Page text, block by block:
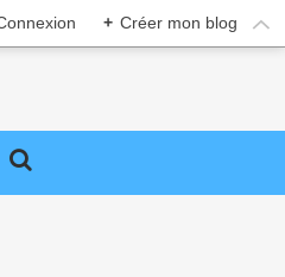
+ Créer mon blog